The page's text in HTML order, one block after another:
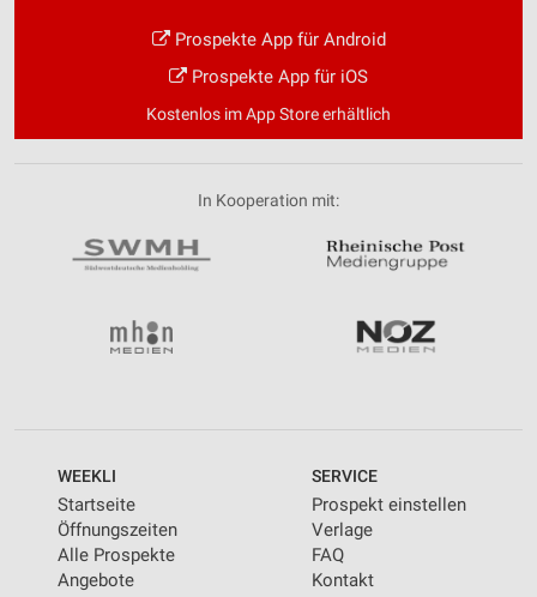
Prospekte App für Android
Prospekte App für iOS
Kostenlos im App Store erhältlich
In Kooperation mit:
WEEKLI
Startseite
Öffnungszeiten
Alle Prospekte
Angebote
SERVICE
Prospekt einstellen
Verlage
FAQ
Kontakt